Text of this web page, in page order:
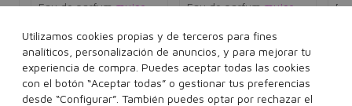
Eau de parfum mujer
30 ml 100 ml
160 ml Ver 1 set
Eau de parfum mujer
30 ml 75 ml 125 ml
Ver 1 set
Utilizamos cookies propias y de terceros para fines
analíticos, personalización de anuncios, y para mejorar tu
experiencia de compra. Puedes aceptar todas las cookies
con el botón “Aceptar todas” o gestionar tus preferencias
desde “Configurar”. También puedes optar por rechazar el